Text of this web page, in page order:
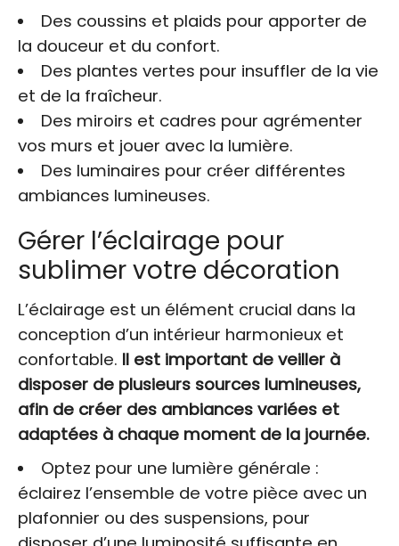
Des coussins et plaids pour apporter de
la douceur et du confort.
Des plantes vertes pour insuffler de la vie
et de la fraîcheur.
Des miroirs et cadres pour agrémenter
vos murs et jouer avec la lumière.
Des luminaires pour créer différentes
ambiances lumineuses.
Gérer l’éclairage pour
sublimer votre décoration
L’éclairage est un élément crucial dans la
conception d’un intérieur harmonieux et
confortable. Il est important de veiller à
disposer de plusieurs sources lumineuses,
afin de créer des ambiances variées et
adaptées à chaque moment de la journée.
Optez pour une lumière générale :
éclairez l’ensemble de votre pièce avec un
plafonnier ou des suspensions, pour